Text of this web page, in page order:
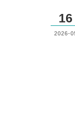
16
2026-